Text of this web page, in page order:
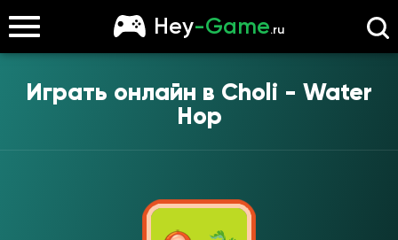
Hey-Game.ru
Играть онлайн в Choli - Water
Hop